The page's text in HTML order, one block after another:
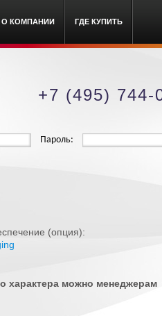
О КОМПАНИИ ГДЕ КУПИТЬ
+7 (495) 744-
Пароль:
(опция):
характера можно менеджерам